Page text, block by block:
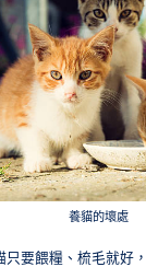
養貓的壞處
只要餵糧、梳毛就好